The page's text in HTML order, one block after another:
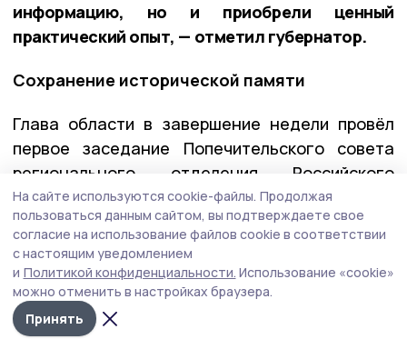
информацию, но и приобрели ценный
практический опыт, — отметил губернатор.
Сохранение исторической памяти
Глава области в завершение недели провёл
первое заседание Попечительского совета
регионального отделения Российского
военно-исторического общества в Тамбовской
области. В апреле председатель РВИО
Владимир Мединский предложил Евгению
Первышову возглавить этот совет.
— Для меня это большая честь и большая
На сайте используются cookie-файлы. Продолжая
пользоваться данным сайтом, вы подтверждаете свое
согласие на использование файлов cookie в соответствии
с настоящим уведомлением
и Политикой конфиденциальности. Использование «cookie»
можно отменить в настройках браузера.
Принять